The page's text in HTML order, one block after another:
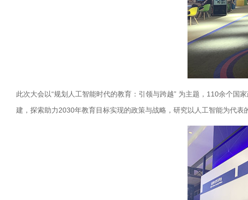
此次大会以“规划人工智能时代的教育：引领与跨越” 为主题，110余个
建，探索助力2030年教育目标实现的政策与战略，研究以人工智能为代